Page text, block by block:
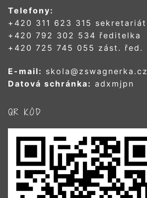
Telefony:
+420 311 623 315 sekretariát
+420 792 302 534 ředitelka
+420 725 745 055 zást. řed.
E-mail: skola@zswagnerka.cz
Datová schránka: adxmjpn
QR KÓD